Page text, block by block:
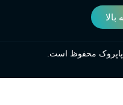
پاپروک محفوظ است.